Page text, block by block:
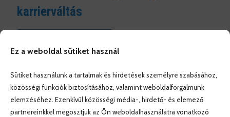
Ez a weboldal sütiket használ
Sütiket használunk a tartalmak és hirdetések személyre szabásához,
közösségi funkciók biztosításához, valamint weboldalforgalmunk
elemzéséhez. Ezenkívül közösségi média-, hirdető- és elemező
partnereinkkel megosztjuk az Ön weboldalhasználatra vonatkozó
karrierváltás
Keresés